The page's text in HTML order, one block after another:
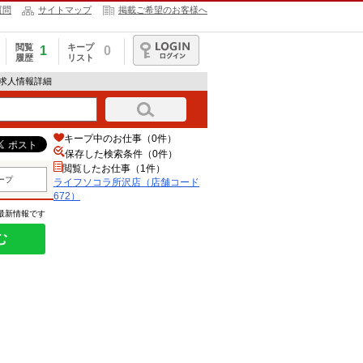
問 サイトマップ 掲載ご希望のお客様へ
閲覧
履歴
1
キープ
リスト
0
ログイン
人情報詳細
プ
新情報です
キープ中のお仕事（0件）
保存した検索条件（0件）
閲覧したお仕事（1件）
ライフソコラ所沢店（店舗コード
672）